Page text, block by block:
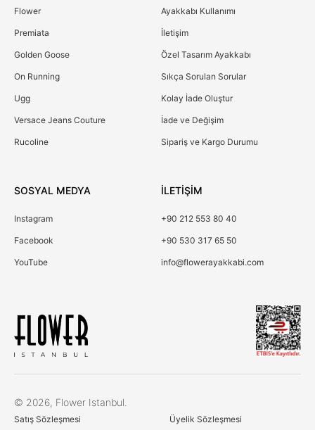
Flower
Premiata
Golden Goose
On Running
Ugg
Versace Jeans Couture
Rucoline
Ayakkabı Kullanımı
İletişim
Özel Tasarım Ayakkabı
Sıkça Sorulan Sorular
Kolay İade Oluştur
İade ve Değişim
Sipariş ve Kargo Durumu
SOSYAL MEDYA
Instagram
Facebook
YouTube
İLETİŞİM
+90 212 553 80 40
+90 530 317 65 50
info@flowerayakkabi.com
© 2026, Flower Istanbul.
Satış Sözleşmesi Üyelik Sözleşmesi
Çerez Kullanımı
Birinci ve üçüncü kişi çerezlerini analiz amacıyla,